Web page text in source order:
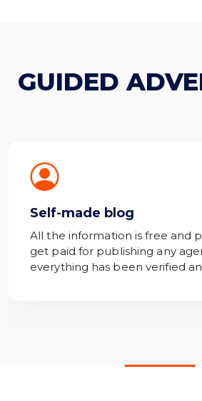
GUIDED
Self-made blog
All the information is free and
get paid for publishing any
everything has been verified